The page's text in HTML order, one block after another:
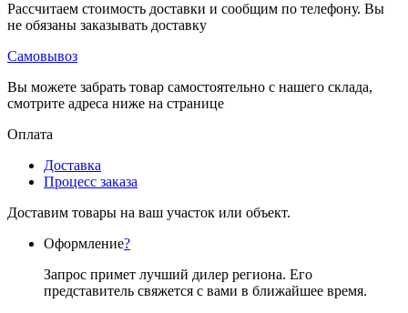
Рассчитаем стоимость доставки и сообщим по телефону. Вы
не обязаны заказывать доставку
Самовывоз
Вы можете забрать товар самостоятельно с нашего склада,
смотрите адреса ниже на странице
Оплата
Доставка
Процесс заказа
Доставим товары на ваш участок или объект.
Оформление?
Запрос примет лучший дилер региона. Его
представитель свяжется с вами в ближайшее время.